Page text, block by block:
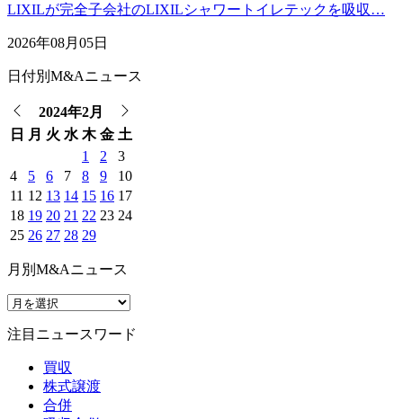
LIXILが完全子会社のLIXILシャワートイレテックを吸収…
2026年08月05日
日付別M&Aニュース
2024年2月
日
月 火 水 木 金 土
1
2
3
4
5 6 7 8 9
10
11 12 13 14 15 16 17
18 19 20 21 22 23 24
25 26 27 28 29
月別M&Aニュース
注目ニュースワード
買収
株式譲渡
合併